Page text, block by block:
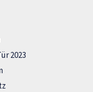
2023